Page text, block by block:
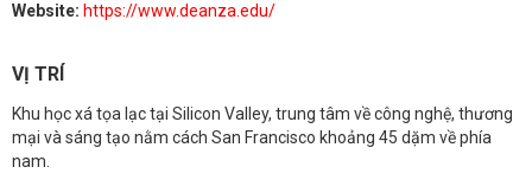
Website: https://www.deanza.edu/
VỊ TRÍ
Khu học xá tọa lạc tại Silicon Valley, trung tâm về công nghệ, thương
mại và sáng tạo nằm cách San Francisco khoảng 45 dặm về phía
nam.